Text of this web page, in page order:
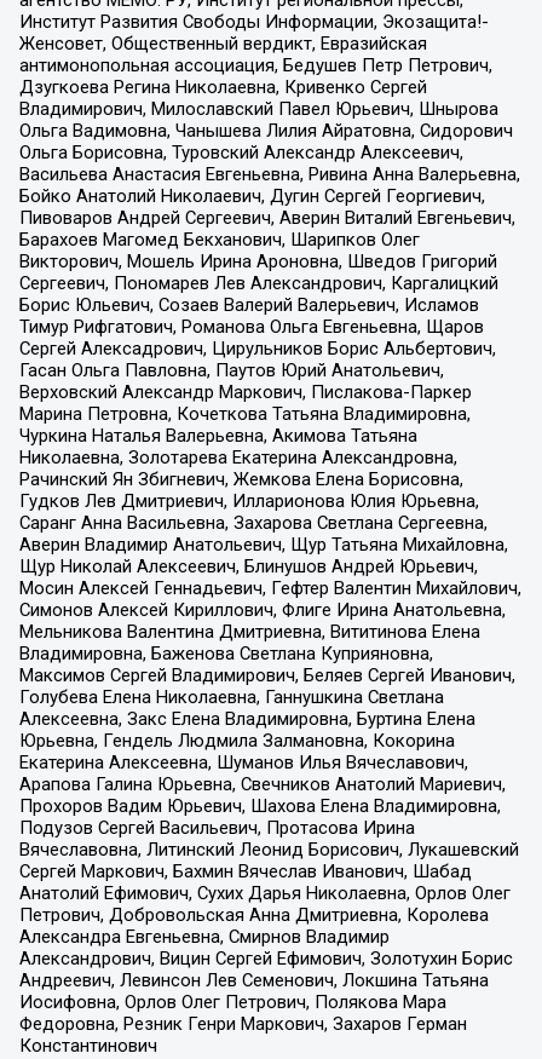
Институт Развития Свободы Информации, Экозащита!-
Женсовет, Общественный вердикт, Евразийская
антимонопольная ассоциация, Бедушев Петр Петрович,
Дзугкоева Регина Николаевна, Кривенко Сергей
Владимирович, Милославский Павел Юрьевич, Шнырова
Ольга Вадимовна, Чанышева Лилия Айратовна, Сидорович
Ольга Борисовна, Туровский Александр Алексеевич,
Васильева Анастасия Евгеньевна, Ривина Анна Валерьевна,
Бойко Анатолий Николаевич, Дугин Сергей Георгиевич,
Пивоваров Андрей Сергеевич, Аверин Виталий Евгеньевич,
Барахоев Магомед Бекханович, Шарипков Олег
Викторович, Мошель Ирина Ароновна, Шведов Григорий
Сергеевич, Пономарев Лев Александрович, Каргалицкий
Борис Юльевич, Созаев Валерий Валерьевич, Исламов
Тимур Рифгатович, Романова Ольга Евгеньевна, Щаров
Сергей Алексадрович, Цирульников Борис Альбертович,
Гасан Ольга Павловна, Паутов Юрий Анатольевич,
Верховский Александр Маркович, Пислакова-Паркер
Марина Петровна, Кочеткова Татьяна Владимировна,
Чуркина Наталья Валерьевна, Акимова Татьяна
Николаевна, Золотарева Екатерина Александровна,
Рачинский Ян Збигневич, Жемкова Елена Борисовна,
Гудков Лев Дмитриевич, Илларионова Юлия Юрьевна,
Саранг Анна Васильевна, Захарова Светлана Сергеевна,
Аверин Владимир Анатольевич, Щур Татьяна Михайловна,
Щур Николай Алексеевич, Блинушов Андрей Юрьевич,
Мосин Алексей Геннадьевич, Гефтер Валентин Михайлович,
Симонов Алексей Кириллович, Флиге Ирина Анатольевна,
Мельникова Валентина Дмитриевна, Вититинова Елена
Владимировна, Баженова Светлана Куприяновна,
Максимов Сергей Владимирович, Беляев Сергей Иванович,
Голубева Елена Николаевна, Ганнушкина Светлана
Алексеевна, Закс Елена Владимировна, Буртина Елена
Юрьевна, Гендель Людмила Залмановна, Кокорина
Екатерина Алексеевна, Шуманов Илья Вячеславович,
Арапова Галина Юрьевна, Свечников Анатолий Мариевич,
Прохоров Вадим Юрьевич, Шахова Елена Владимировна,
Подузов Сергей Васильевич, Протасова Ирина
Вячеславовна, Литинский Леонид Борисович, Лукашевский
Сергей Маркович, Бахмин Вячеслав Иванович, Шабад
Анатолий Ефимович, Сухих Дарья Николаевна, Орлов Олег
Петрович, Добровольская Анна Дмитриевна, Королева
Александра Евгеньевна, Смирнов Владимир
Александрович, Вицин Сергей Ефимович, Золотухин Борис
Андреевич, Левинсон Лев Семенович, Локшина Татьяна
Иосифовна, Орлов Олег Петрович, Полякова Мара
Федоровна, Резник Генри Маркович, Захаров Герман
Константинович